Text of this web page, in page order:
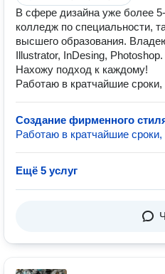
В сфере дизайна уже более
колледж по специальности,
высшего образования.
Illustrator, InDesing,
Нахожу подход к каждому!
Работаю в кратчайшие сроки,
Создание фирменного
Работаю в кратчайшие сроки,
Ещё 5 услуг